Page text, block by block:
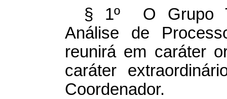
§ 1º O Grupo
Análise de
reunirá em caráter
caráter
Coordenador.